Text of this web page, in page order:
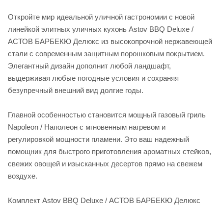
Откройте мир идеальной уличной гастрономии с новой
линейкой элитных уличных кухонь Astov BBQ Deluxe /
АСТОВ БАРБЕКЮ Делюкс из высокопрочной нержавеющей
стали с современным защитным порошковым покрытием.
Элегантный дизайн дополнит любой ландшафт,
выдерживая любые погодные условия и сохраняя
безупречный внешний вид долгие годы.
Главной особенностью становится мощный газовый гриль
Napoleon / Наполеон с мгновенным нагревом и
регулировкой мощности пламени. Это ваш надежный
помощник для быстрого приготовления ароматных стейков,
свежих овощей и изысканных десертов прямо на свежем
воздухе.
Комплект Astov BBQ Deluxe / АСТОВ БАРБЕКЮ Делюкс